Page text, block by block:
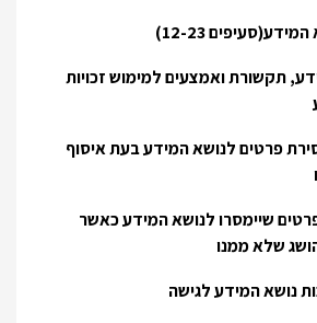
12: מידע, תקשורת ואמצעים למימוש זכויות
13: מסירת פרטים לנושא המידע בעת איסוף
14: הפרטים שיימסרו לנושא המידע כאשר
שלא ממנו